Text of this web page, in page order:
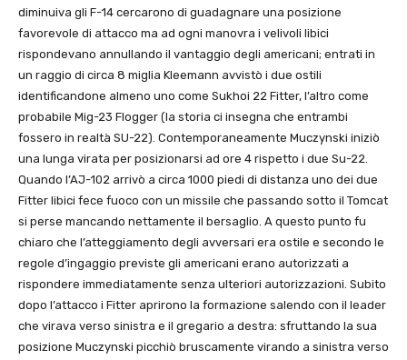
diminuiva gli F-14 cercarono di guadagnare una posizione
favorevole di attacco ma ad ogni manovra i velivoli libici
rispondevano annullando il vantaggio degli americani; entrati in
un raggio di circa 8 miglia Kleemann avvistò i due ostili
identificandone almeno uno come Sukhoi 22 Fitter, l’altro come
probabile Mig-23 Flogger (la storia ci insegna che entrambi
fossero in realtà SU-22). Contemporaneamente Muczynski iniziò
una lunga virata per posizionarsi ad ore 4 rispetto i due Su-22.
Quando l’AJ-102 arrivò a circa 1000 piedi di distanza uno dei due
Fitter libici fece fuoco con un missile che passando sotto il Tomcat
si perse mancando nettamente il bersaglio. A questo punto fu
chiaro che l’atteggiamento degli avversari era ostile e secondo le
regole d’ingaggio previste gli americani erano autorizzati a
rispondere immediatamente senza ulteriori autorizzazioni. Subito
dopo l’attacco i Fitter aprirono la formazione salendo con il leader
che virava verso sinistra e il gregario a destra: sfruttando la sua
posizione Muczynski picchiò bruscamente virando a sinistra verso